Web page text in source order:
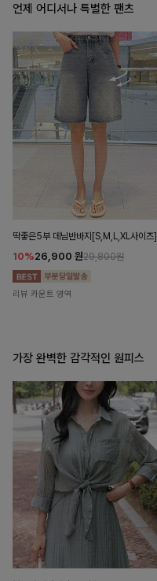
언제 어디서나 특별한 팬츠
딱좋은5부 데님반바지[S,M,L,XL사이즈]
10%26,900 원29,800원
리뷰 카운트 영역
가장 완벽한 감각적인 원피스